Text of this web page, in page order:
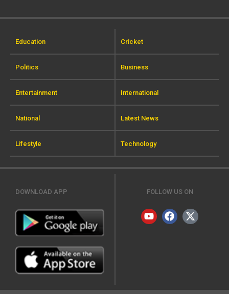
Education Cricket
Politics Business
Entertainment International
National Latest News
Lifestyle Technology
DOWNLOAD APP FOLLOW US ON